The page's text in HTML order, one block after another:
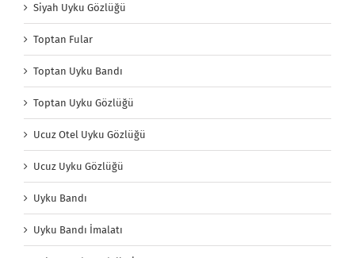
Siyah Uyku Gözlüğü
Toptan Fular
Toptan Uyku Bandı
Toptan Uyku Gözlüğü
Ucuz Otel Uyku Gözlüğü
Ucuz Uyku Gözlüğü
Uyku Bandı
Uyku Bandı İmalatı